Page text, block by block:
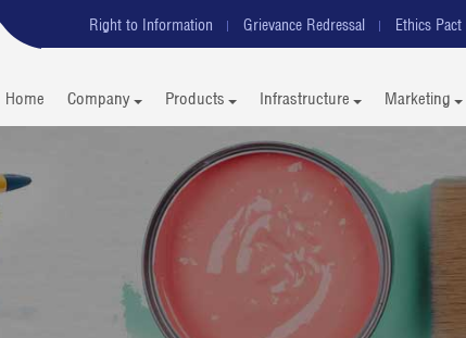
Right to Information Grievance Redressal Ethics Pact
Home Company Products Infrastructure Marketing